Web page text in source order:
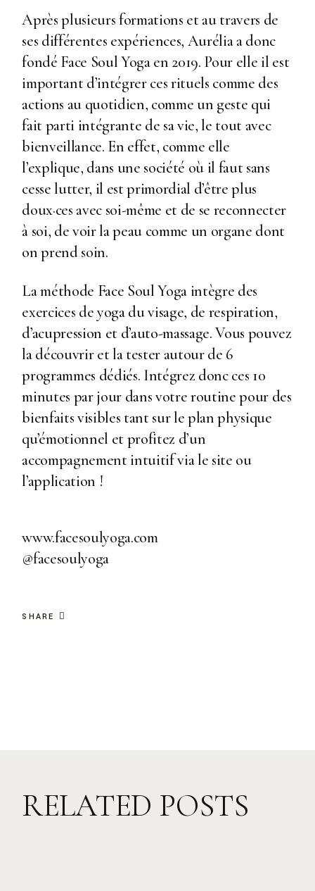
Après plusieurs formations et au travers de
ses différentes expériences, Aurélia a donc
fondé Face Soul Yoga en 2019. Pour elle il est
important d’intégrer ces rituels comme des
actions au quotidien, comme un geste qui
fait parti intégrante de sa vie, le tout avec
bienveillance. En effet, comme elle
l’explique, dans une société où il faut sans
cesse lutter, il est primordial d’être plus
doux·ces avec soi-même et de se reconnecter
à soi, de voir la peau comme un organe dont
on prend soin.
La méthode Face Soul Yoga intègre des
exercices de yoga du visage, de respiration,
d’acupression et d’auto-massage. Vous pouvez
la découvrir et la tester autour de 6
programmes dédiés. Intégrez donc ces 10
minutes par jour dans votre routine pour des
bienfaits visibles tant sur le plan physique
qu’émotionnel et profitez d’un
accompagnement intuitif via le site ou
l’application !
www.facesoulyoga.com
@facesoulyoga
SHARE
RELATED POSTS